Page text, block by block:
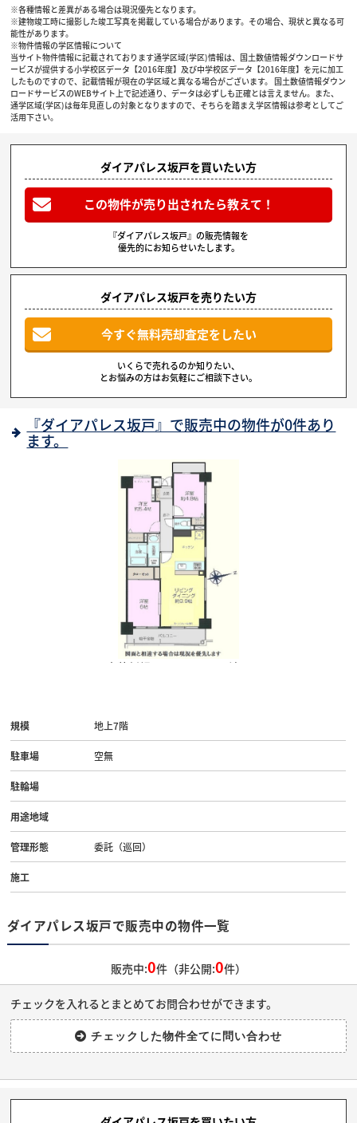
※各種情報と差異がある場合は現況優先となります。
※建物竣工時に撮影した竣工写真を掲載している場合があります。その場合、現状と異なる可
能性があります。
※物件情報の学区情報について
当サイト物件情報に記載されております通学区域(学区)情報は、国土数値情報ダウンロードサ
ービスが提供する小学校区データ【2016年度】及び中学校区データ【2016年度】を元に加工
したものですので、記載情報が現在の学区域と異なる場合がございます。 国土数値情報ダウン
ロードサービスのWEBサイト上で記述通り、データは必ずしも正確とは言えません。また、
通学区域(学区)は毎年見直しの対象となりますので、そちらを踏まえ学区情報は参考としてご
活用下さい。
ダイアパレス坂戸を買いたい方
この物件が売り出されたら教えて！
『ダイアパレス坂戸』の販売情報を
優先的にお知らせいたします。
ダイアパレス坂戸を売りたい方
今すぐ無料売却査定をしたい
いくらで売れるのか知りたい、
とお悩みの方はお気軽にご相談下さい。
『ダイアパレス坂戸』で販売中の物件が0件あり
ます。
内装新規リノベーション済！
規模 地上7階
駐車場 空無
駐輪場
用途地域
管理形態 委託（巡回）
施工
ダイアパレス坂戸で販売中の物件一覧
販売中:0件（非公開:0件）
チェックを入れるとまとめてお問合わせができます。